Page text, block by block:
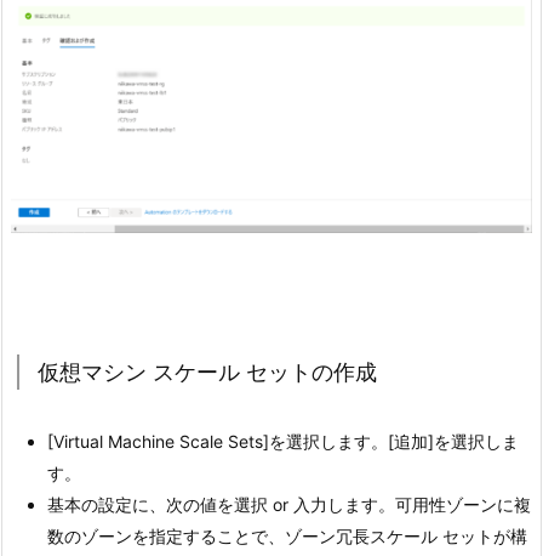
仮想マシン スケール セットの作成
[Virtual Machine Scale Sets]を選択します。[追加]を選択しま
す。
基本の設定に、次の値を選択 or 入力します。可用性ゾーンに複
数のゾーンを指定することで、ゾーン冗長スケール セットが構